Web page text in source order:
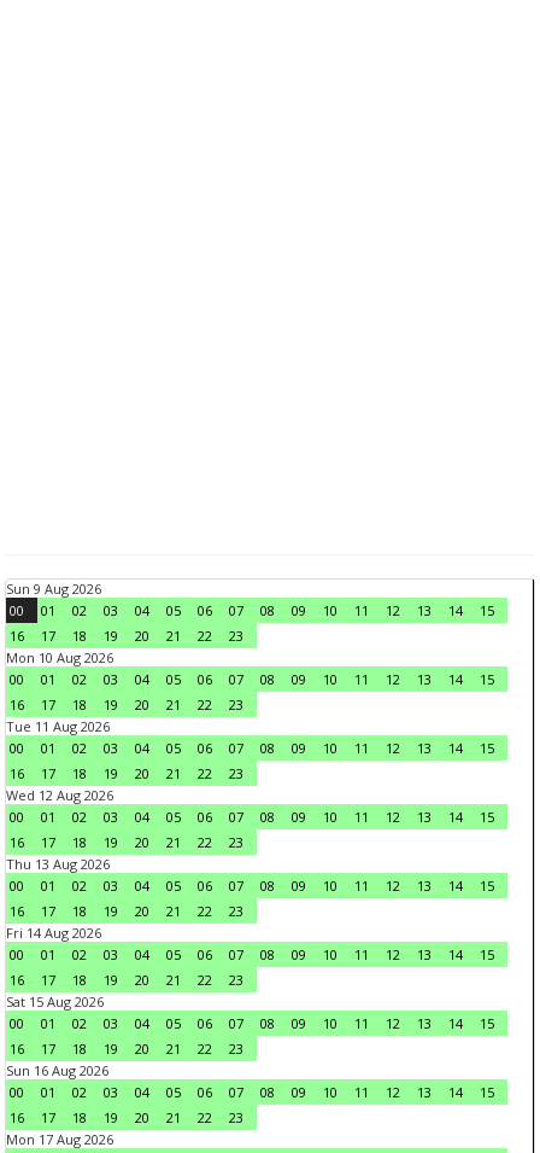
Sun 9 Aug 2026
00
01 02 03 04 05 06 07 08 09 10 11 12 13 14
15
16
17 18 19 20 21 22
23
Mon 10 Aug 2026
00
01 02 03 04 05 06 07 08 09 10 11 12 13 14
15
16
17 18 19 20 21 22
23
Tue 11 Aug 2026
00
01 02 03 04 05 06 07 08 09 10 11 12 13 14
15
16
17 18 19 20 21 22
23
Wed 12 Aug 2026
00
01 02 03 04 05 06 07 08 09 10 11 12 13 14
15
16
17 18 19 20 21 22
23
Thu 13 Aug 2026
00
01 02 03 04 05 06 07 08 09 10 11 12 13 14
15
16
17 18 19 20 21 22
23
Fri 14 Aug 2026
00
01 02 03 04 05 06 07 08 09 10 11 12 13 14
15
16
17 18 19 20 21 22
23
Sat 15 Aug 2026
00
01 02 03 04 05 06 07 08 09 10 11 12 13 14
15
16
17 18 19 20 21 22
23
Sun 16 Aug 2026
00
01 02 03 04 05 06 07 08 09 10 11 12 13 14
15
16
17 18 19 20 21 22
23
Mon 17 Aug 2026